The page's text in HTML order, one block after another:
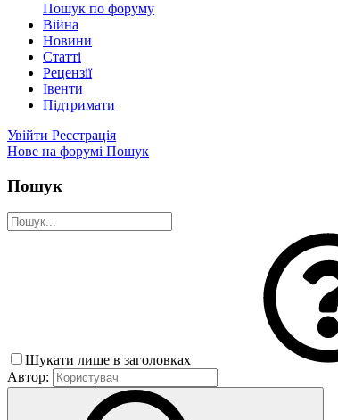
Пошук по форуму
Війна
Новини
Статті
Рецензії
Івенти
Підтримати
Увійти Реєстрація
Нове на форумі Пошук
Пошук
Шукати лише в заголовках
Автор: